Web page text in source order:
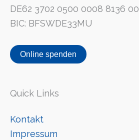
DE62 3702 0500 0008 8136 00
BIC: BFSWDE33MU
Online spenden
Quick Links
Kontakt
Impressum